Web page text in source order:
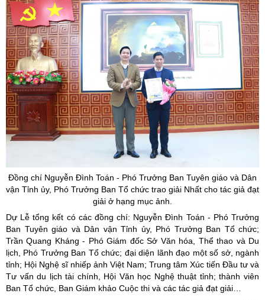
Đồng chí Nguyễn Đình Toán - Phó Trưởng Ban Tuyên giáo và Dân
vận Tỉnh ủy, Phó Trưởng Ban Tổ chức trao giải Nhất cho tác giả đạt
giải ở hạng mục ảnh.
Dự Lễ tổng kết có các đồng chí: Nguyễn Đình Toán - Phó Trưởng
Ban Tuyên giáo và Dân vận Tỉnh ủy, Phó Trưởng Ban Tổ chức;
Trần Quang Kháng - Phó Giám đốc Sở Văn hóa, Thể thao và Du
lịch, Phó Trưởng Ban Tổ chức; đại diện lãnh đạo một số sở, ngành
tỉnh; Hội Nghệ sĩ nhiếp ảnh Việt Nam; Trung tâm Xúc tiến Đầu tư và
Tư vấn du lịch tài chính, Hội Văn học Nghệ thuật tỉnh; thành viên
Ban Tổ chức, Ban Giám khảo Cuộc thi và các tác giả đạt giải…